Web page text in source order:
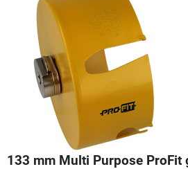
133 mm Multi Purpose ProFit